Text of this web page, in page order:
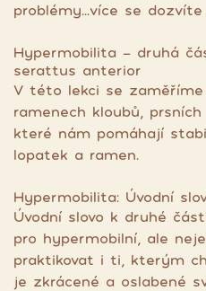
problémy...více se
Hypermobilita - druhá
serattus anterior
V této lekci se
ramenech kloubů,
které nám pomáhají
lopatek a ramen.
Hypermobilita: Úvodní
Úvodní slovo k druhé
pro hypermobilní, ale
praktikovat i ti, kterým
je zkrácené a oslabené